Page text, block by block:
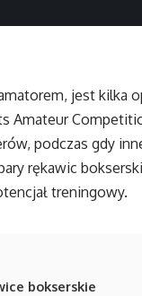
jest kilka
Amateur
podczas gdy
rękawic
treningowy.
bokserskie